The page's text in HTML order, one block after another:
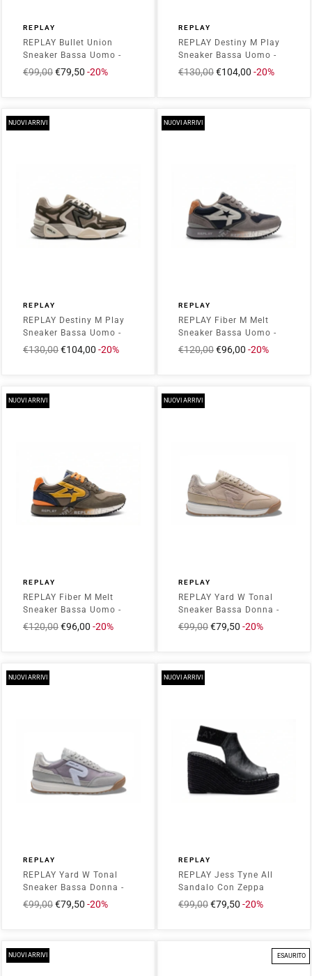
REPLAY
REPLAY Bullet Union
Sneaker Bassa Uomo -
RSG60004T Olive
Prezzo
€99,00Prezzo
€79,50 -20%
REPLAY
REPLAY Destiny M Play
Sneaker Bassa Uomo -
RS9M0022T Bianco
Prezzo
€130,00Prezzo
€104,00 -20%
NUOVI ARRIVI
REPLAY
REPLAY Destiny M Play
Sneaker Bassa Uomo -
RS9M0022T Olive
Prezzo
€130,00Prezzo
€104,00 -20%
NUOVI ARRIVI
REPLAY
REPLAY Fiber M Melt
Sneaker Bassa Uomo -
RS9I0010L Grigio
Prezzo
€120,00Prezzo
€96,00 -20%
NUOVI ARRIVI
REPLAY
REPLAY Fiber M Melt
Sneaker Bassa Uomo -
RS9I0010L Beige
Prezzo
€120,00Prezzo
€96,00 -20%
NUOVI ARRIVI
REPLAY
REPLAY Yard W Tonal
Sneaker Bassa Donna -
RSIC0004T Beige
Prezzo
€99,00Prezzo
€79,50 -20%
NUOVI ARRIVI
REPLAY
REPLAY Yard W Tonal
Sneaker Bassa Donna -
RSIC0004T Bianco
Prezzo
€99,00Prezzo
€79,50 -20%
NUOVI ARRIVI
REPLAY
REPLAY Jess Tyne All
Sandalo Con Zeppa
Donna - RP4G0041S
Prezzo
€99,00Prezzo
€79,50 -20%
NUOVI ARRIVI ESAURITO